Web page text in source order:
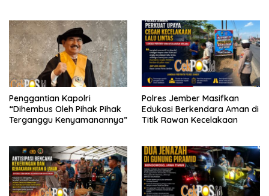
Penggantian Kapolri
“Dihembus Oleh Pihak Pihak
Terganggu Kenyamanannya”
Polres Jember Masifkan
Edukasi Berkendara Aman di
Titik Rawan Kecelakaan